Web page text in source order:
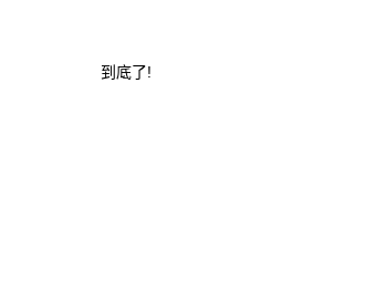
到底了!